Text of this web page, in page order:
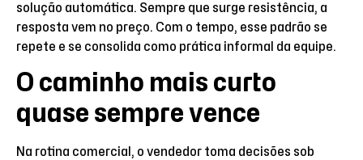
solução automática. Sempre que surge resistência, a
resposta vem no preço. Com o tempo, esse padrão se
repete e se consolida como prática informal da equipe.
O caminho mais curto
quase sempre vence
Na rotina comercial, o vendedor toma decisões sob